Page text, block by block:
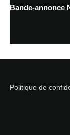
Bande-annonce
Politique de